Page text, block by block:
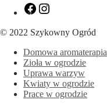
Zobacz
nasz
profil
na na
Instagramie
© 2022 Szykowny Ogród
Domowa aromaterapia
Zioła w ogrodzie
Uprawa warzyw
Kwiaty w ogrodzie
Prace w ogrodzie